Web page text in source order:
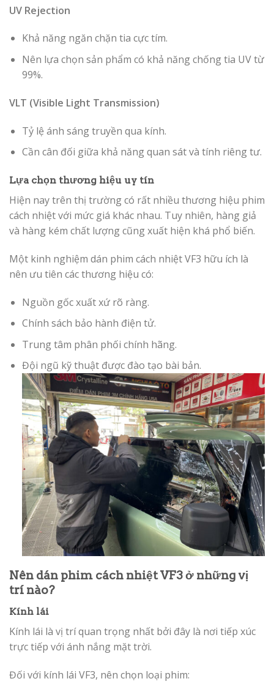
UV Rejection
Khả năng ngăn chặn tia cực tím.
Nên lựa chọn sản phẩm có khả năng chống tia UV từ
99%.
VLT (Visible Light Transmission)
Tỷ lệ ánh sáng truyền qua kính.
Cần cân đối giữa khả năng quan sát và tính riêng tư.
Lựa chọn thương hiệu uy tín
Hiện nay trên thị trường có rất nhiều thương hiệu phim
cách nhiệt với mức giá khác nhau. Tuy nhiên, hàng giả
và hàng kém chất lượng cũng xuất hiện khá phổ biến.
Một kinh nghiệm dán phim cách nhiệt VF3 hữu ích là
nên ưu tiên các thương hiệu có:
Nguồn gốc xuất xứ rõ ràng.
Chính sách bảo hành điện tử.
Trung tâm phân phối chính hãng.
Đội ngũ kỹ thuật được đào tạo bài bản.
Nên dán phim cách nhiệt VF3 ở những vị
trí nào?
Kính lái
Kính lái là vị trí quan trọng nhất bởi đây là nơi tiếp xúc
trực tiếp với ánh nắng mặt trời.
Đối với kính lái VF3, nên chọn loại phim: